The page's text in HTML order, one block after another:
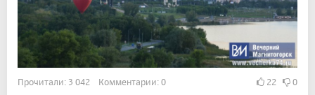
Прочитали: 3 042 Комментарии: 0 22 0